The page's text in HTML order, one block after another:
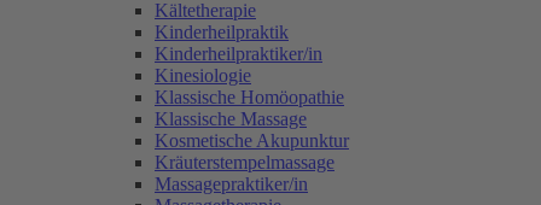
Kältetherapie
Kinderheilpraktik
Kinderheilpraktiker/in
Kinesiologie
Klassische Homöopathie
Klassische Massage
Kosmetische Akupunktur
Kräuterstempelmassage
Massagepraktiker/in